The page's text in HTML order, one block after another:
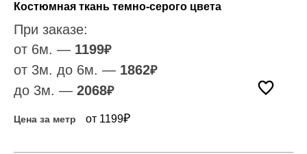
Костюмная ткань темно-серого цвета
При заказе:
от 6м. — 1199₽
от 3м. до 6м. — 1862₽
до 3м. — 2068₽
Цена за метр от 1199₽